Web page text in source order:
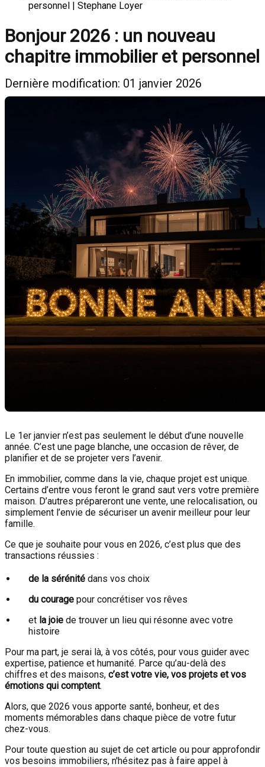
personnel | Stephane Loyer
Bonjour 2026 : un nouveau
chapitre immobilier et personnel
Dernière modification: 01 janvier 2026
Le 1er janvier n’est pas seulement le début d’une nouvelle
année. C’est une page blanche, une occasion de rêver, de
planifier et de se projeter vers l’avenir.
En immobilier, comme dans la vie, chaque projet est unique.
Certains d’entre vous feront le grand saut vers votre première
maison. D’autres prépareront une vente, une relocalisation, ou
simplement l’envie de sécuriser un avenir meilleur pour leur
famille.
Ce que je souhaite pour vous en 2026, c’est plus que des
transactions réussies :
de la sérénité dans vos choix
du courage pour concrétiser vos rêves
et la joie de trouver un lieu qui résonne avec votre
histoire
Pour ma part, je serai là, à vos côtés, pour vous guider avec
expertise, patience et humanité. Parce qu’au-delà des
chiffres et des maisons, c’est votre vie, vos projets et vos
émotions qui comptent.
Alors, que 2026 vous apporte santé, bonheur, et des
moments mémorables dans chaque pièce de votre futur
chez-vous.
Pour toute question au sujet de cet article ou pour approfondir
vos besoins immobiliers, n'hésitez pas à faire appel à